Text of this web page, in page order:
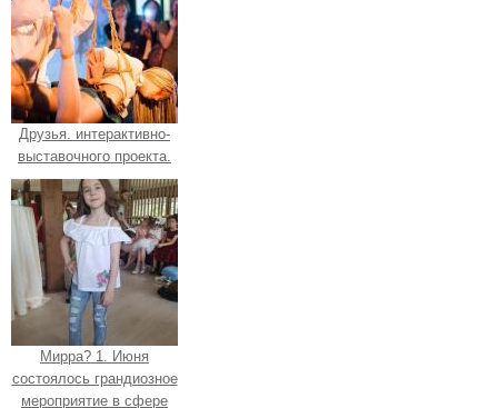
Друзья. интерактивно-
выставочного проекта.
Мирра? 1. Июня
состоялось грандиозное
мероприятие в сфере